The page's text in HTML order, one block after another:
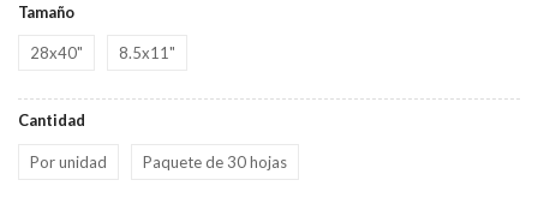
Tamaño
28x40" 8.5x11"
Cantidad
Por unidad Paquete de 30 hojas